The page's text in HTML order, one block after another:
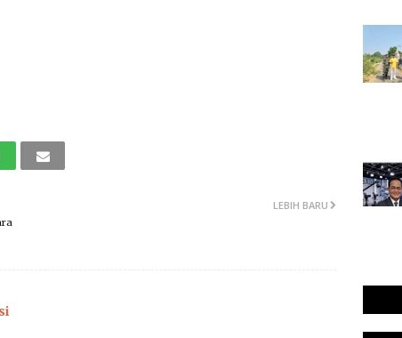
LEBIH BARU